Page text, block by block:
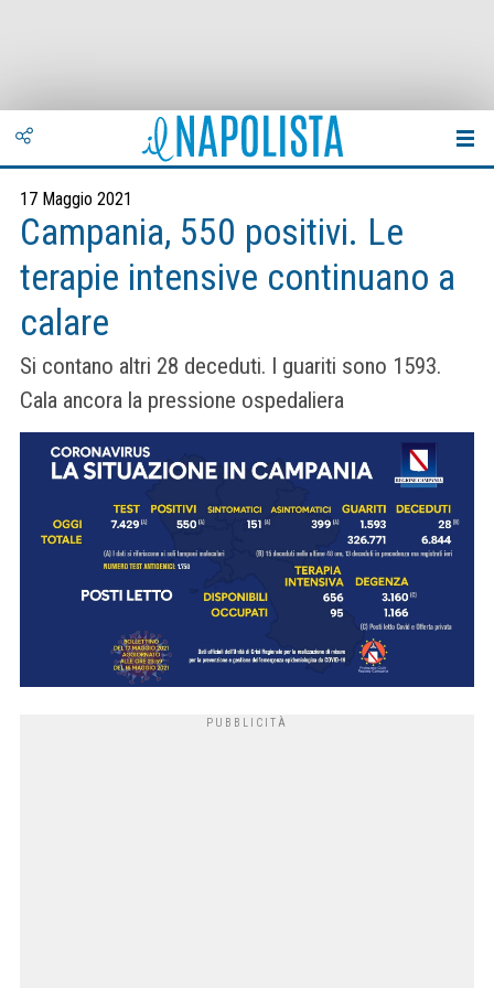
17 Maggio 2021
Campania, 550 positivi. Le
terapie intensive continuano a
calare
Si contano altri 28 deceduti. I guariti sono 1593.
Cala ancora la pressione ospedaliera